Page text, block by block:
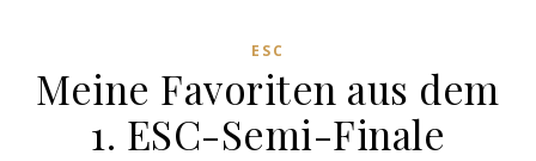
ESC
Meine Favoriten aus dem
1. ESC-Semi-Finale